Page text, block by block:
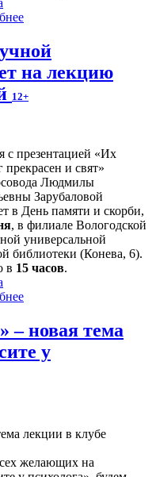
на лекцию
12+
с презентацией «Их
прекрасен и свят»
Людмилы
Зарубаловой
в День памяти и скорби,
, в филиале Вологодской
универсальной
библиотеки (Конева, 6).
в 15 часов.
– новая тема
у
желающих на